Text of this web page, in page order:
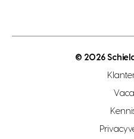
open woningwaarde
makelaar regio
hypotheekshop regio
hypotheekshop regio
© 2026